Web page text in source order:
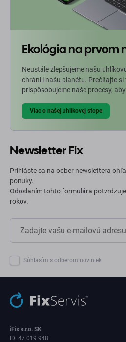
Ekológia na prvom
Neustále zlepšujeme našu
chránili našu planétu. Prečítajte si
prispôsobujeme naše procesy,
Viac o našej uhlíkovej stope
Newsletter Fix
Prihláste sa na odber newslettera
ponuky.
Odoslaním tohto formulára
rokov.
Súhlasím s odberom noviniek
iFix s.r.o. SK
ID: 47 019 948